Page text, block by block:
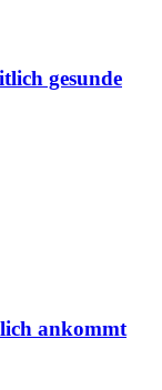
gesunde
ankommt